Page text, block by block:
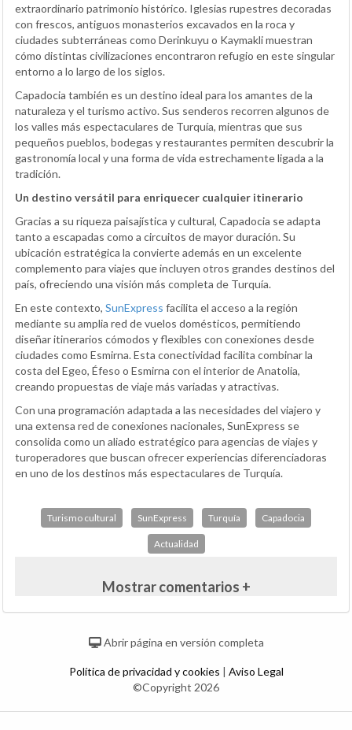
extraordinario patrimonio histórico. Iglesias rupestres decoradas
con frescos, antiguos monasterios excavados en la roca y
ciudades subterráneas como Derinkuyu o Kaymakli muestran
cómo distintas civilizaciones encontraron refugio en este singular
entorno a lo largo de los siglos.
Capadocia también es un destino ideal para los amantes de la
naturaleza y el turismo activo. Sus senderos recorren algunos de
los valles más espectaculares de Turquía, mientras que sus
pequeños pueblos, bodegas y restaurantes permiten descubrir la
gastronomía local y una forma de vida estrechamente ligada a la
tradición.
Un destino versátil para enriquecer cualquier itinerario
Gracias a su riqueza paisajística y cultural, Capadocia se adapta
tanto a escapadas como a circuitos de mayor duración. Su
ubicación estratégica la convierte además en un excelente
complemento para viajes que incluyen otros grandes destinos del
país, ofreciendo una visión más completa de Turquía.
En este contexto, SunExpress facilita el acceso a la región
mediante su amplia red de vuelos domésticos, permitiendo
diseñar itinerarios cómodos y flexibles con conexiones desde
ciudades como Esmirna. Esta conectividad facilita combinar la
costa del Egeo, Éfeso o Esmirna con el interior de Anatolia,
creando propuestas de viaje más variadas y atractivas.
Con una programación adaptada a las necesidades del viajero y
una extensa red de conexiones nacionales, SunExpress se
consolida como un aliado estratégico para agencias de viajes y
turoperadores que buscan ofrecer experiencias diferenciadoras
en uno de los destinos más espectaculares de Turquía.
Turismo cultural SunExpress Turquía Capadocia
Actualidad
Mostrar comentarios +
Abrir página en versión completa
Política de privacidad y cookies | Aviso Legal
©Copyright 2026